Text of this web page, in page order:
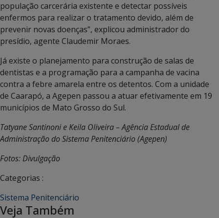
população carcerária existente e detectar possíveis
enfermos para realizar o tratamento devido, além de
prevenir novas doenças”, explicou administrador do
presídio, agente Claudemir Moraes.
Já existe o planejamento para construção de salas de
dentistas e a programação para a campanha de vacina
contra a febre amarela entre os detentos. Com a unidade
de Caarapó, a Agepen passou a atuar efetivamente em 19
municípios de Mato Grosso do Sul.
Tatyane Santinoni eKeila Oliveira – Agência Estadual de
Administração do Sistema Penitenciário (Agepen)
Fotos: Divulgação
Categorias :
Sistema Penitenciário
Veja Também